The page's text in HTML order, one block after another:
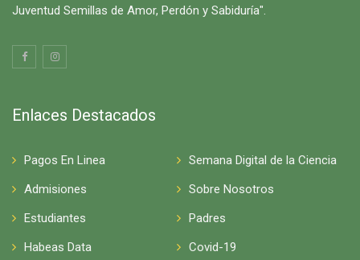
Juventud Semillas de Amor, Perdón y Sabiduría".
Enlaces Destacados
Pagos En Linea
Semana Digital de la Ciencia
Admisiones
Sobre Nosotros
Estudiantes
Padres
Habeas Data
Covid-19